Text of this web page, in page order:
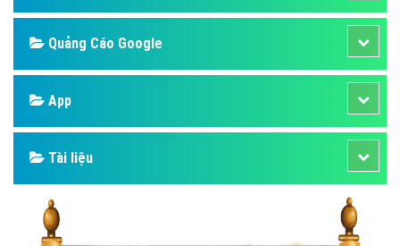
Quảng Cáo Google
App
Tài liệu